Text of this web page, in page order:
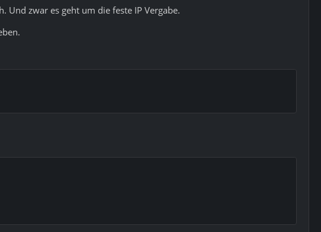
Und zwar es geht um die feste IP Vergabe.